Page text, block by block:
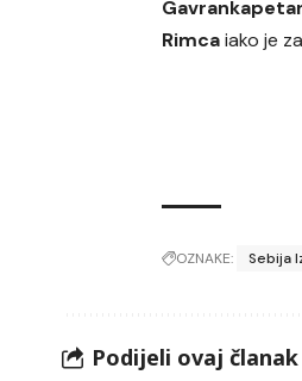
Rimcaiako je
OZNAKE: Sebija
Podijeli ovaj članak